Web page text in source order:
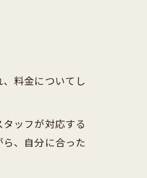
料金についてし
ッフが対応する
、自分に合った